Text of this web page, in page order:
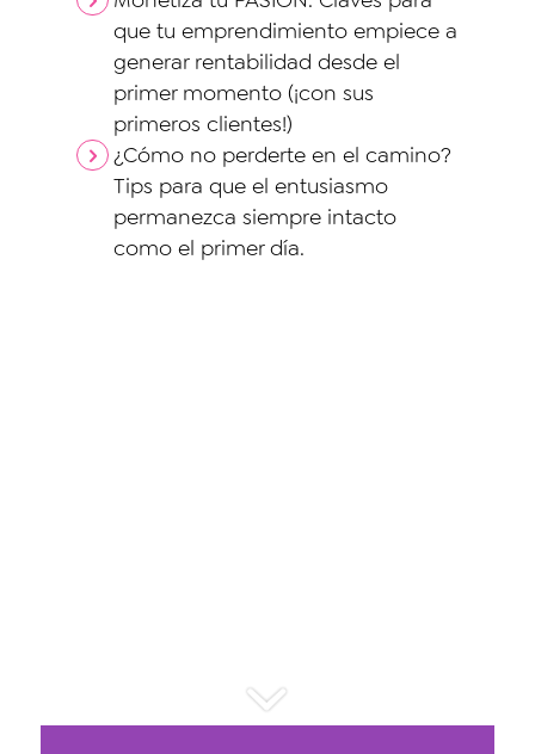
que tu emprendimiento empiece a
generar rentabilidad desde el
primer momento (¡con sus
primeros clientes!)
¿Cómo no perderte en el camino?
Tips para que el entusiasmo
permanezca siempre intacto
como el primer día.